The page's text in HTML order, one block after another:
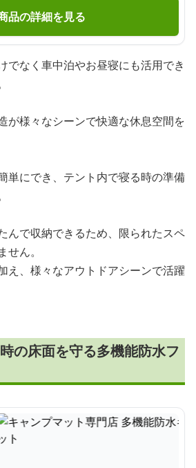
品の詳細を見る
でなく車中泊やお昼寝にも活用でき
が様々なシーンで快適な休息空間を
単にでき、テント内で寝る時の準備
んで収納できるため、限られたスペ
ん。
え、様々なアウトドアシーンで活躍
の床面を守る多機能防水フ